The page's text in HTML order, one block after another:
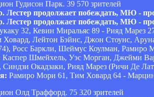
Гудисон Парк. 39 570 зрителей
32, Кевин Миральяс 89 - Рияд Марез
Ховард, Лейтон Бэйнс, Джон Стоунс,
Росс Баркли, Шеймус Коулман, Рамиро
Каспер Шмейхель, Уэс Морган, Джейми
Окадзаки, Рияд Марез (Ричи Де
Рамиро Мори 61, Тим Ховард 64 -
Олд Траффорд. 75 320 зрителей